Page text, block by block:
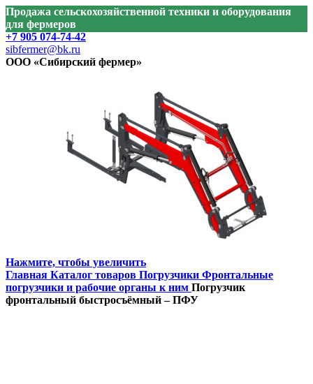
Продажа сельскохозяйственной техники и оборудования
для фермеров
+7 905 074-74-42
sibfermer@bk.ru
ООО «Сибирский фермер»
Нажмите, чтобы увеличить
Главная Каталог товаров Погрузчики Фронтальные
погрузчики и рабочие органы к ним Погрузчик
фронтальный быстросъёмный – ПФУ